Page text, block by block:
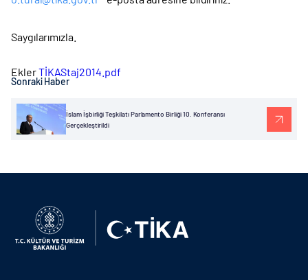
Saygılarımızla.
EklerTİKAStaj2014.pdf
Sonraki Haber
İslam İşbirliği Teşkilatı Parlamento Birliği 10. Konferansı
Gerçekleştirildi